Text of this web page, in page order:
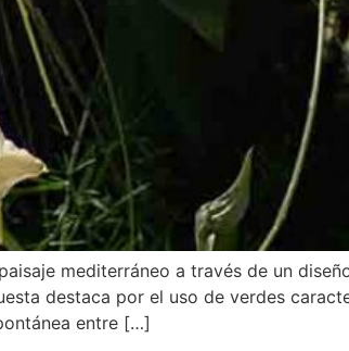
mediterráneo a través de un
destaca por el uso de verdes
entre […]